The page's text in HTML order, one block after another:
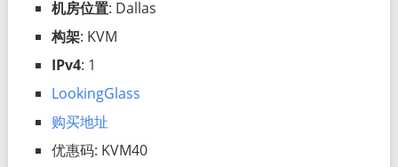
机房位置: Dallas
构架: KVM
IPv4: 1
LookingGlass
购买地址
优惠码: KVM40